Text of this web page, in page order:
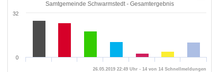
Samtgemeinde Schwarmstedt - Gesamtergebnis
0
32
26.05.2019 22:49 Uhr - 14 von 14 Schnellmeldungen